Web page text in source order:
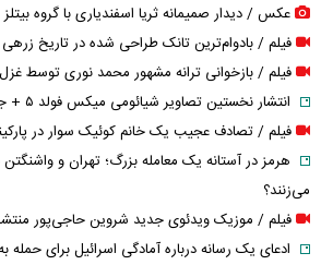
عکس / دیدار صمیمانه ثریا اسفندیاری با گروه بیتلز
فیلم / بادوام‌ترین تانک طراحی شده در تاریخ
فیلم / بازخوانی ترانه مشهور محمد نوری توسط
انتشار نخستین تصاویر شیائومی میکس فولد ۵ + جزئیات
فیلم / تصادف عجیب یک خانم کوئیک سوار در
هرمز در آستانه یک معامله بزرگ؛ تهران و
می‌زنند؟
فیلم / موزیک ویدئوی جدید شروین حاجی‌پور
ادعای یک رسانه درباره آمادگی اسرائیل برای حمله